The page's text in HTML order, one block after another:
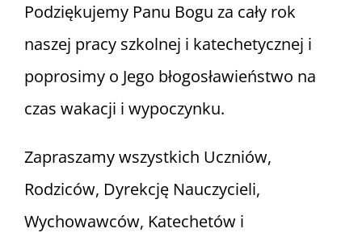
Podziękujemy Panu Bogu za cały rok
naszej pracy szkolnej i katechetycznej i
poprosimy o Jego błogosławieństwo na
czas wakacji i wypoczynku.
Zapraszamy wszystkich Uczniów,
Rodziców, Dyrekcję Nauczycieli,
Wychowawców, Katechetów i